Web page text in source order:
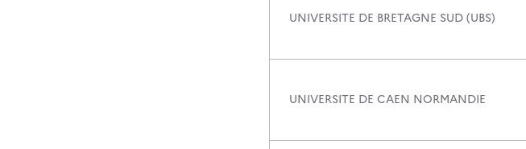
UNIVERSITE DE BRETAGNE SUD (UBS)
UNIVERSITE DE CAEN NORMANDIE